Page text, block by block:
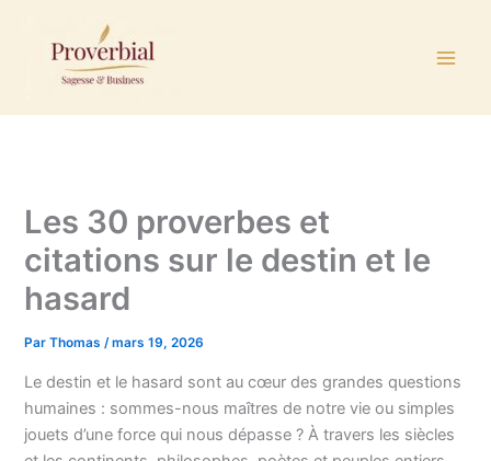
contenu
Les 30 proverbes et
citations sur le destin et le
hasard
ParThomas/mars 19, 2026
Le destin et le hasard sont au cœur des grandes questions
humaines : sommes-nous maîtres de notre vie ou simples
jouets d’une force qui nous dépasse ? À travers les siècles